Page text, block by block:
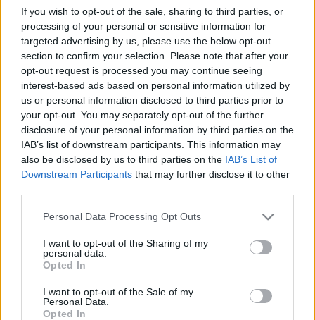
If you wish to opt-out of the sale, sharing to third parties, or
processing of your personal or sensitive information for
targeted advertising by us, please use the below opt-out
section to confirm your selection. Please note that after your
opt-out request is processed you may continue seeing
interest-based ads based on personal information utilized by
us or personal information disclosed to third parties prior to
your opt-out. You may separately opt-out of the further
disclosure of your personal information by third parties on the
IAB’s list of downstream participants. This information may
also be disclosed by us to third parties on the IAB’s List of
Downstream Participants that may further disclose it to other
Please note that this website/app uses one or more Google
not limited to your visit or usage behaviour. You may click to
grant or deny consent to Google and its third-party tags to
use your data for below specified purposes in below Google
consent section.
Personal Data Processing Opt Outs
I want to opt-out of the Sharing of my
personal data.
Opted In
I want to opt-out of the Sale of my
Personal Data.
Opted In
tárják fel a gyűjtemények mélyén rejlő kincseket.
Ezekből a folyamatos feldolgozó munka nyomán
felbukkanó…